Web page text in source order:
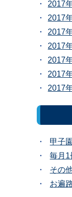
2017
2017
2017
2017
2017
2017
2017
甲子
毎月1
その
お遍